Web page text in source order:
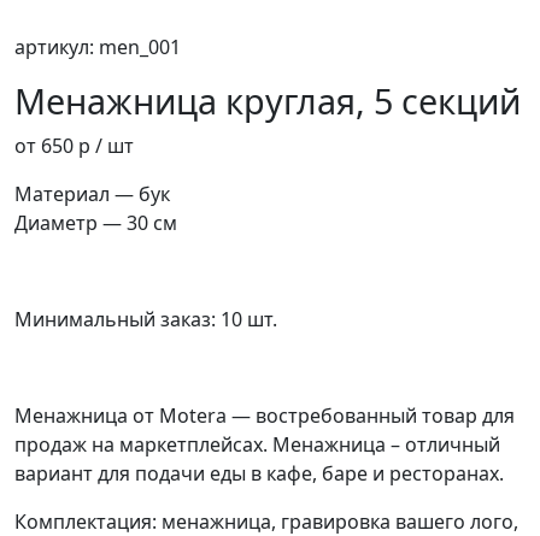
артикул: men_001
Менажница круглая, 5 секций
от 650 р / шт
Материал — бук
Диаметр — 30 см
Минимальный заказ: 10 шт.
Менажница от Motera — востребованный товар для
продаж на маркетплейсах. Менажница – отличный
вариант для подачи еды в кафе, баре и ресторанах.
Комплектация: менажница, гравировка вашего лого,